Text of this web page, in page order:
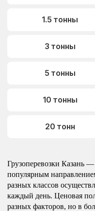
1.5 тонны
3 тонны
5 тонны
10 тонны
20 тонн
Грузоперевозки Казань
популярным
разных классов
каждый день. Ценовая
разных факторов, но в